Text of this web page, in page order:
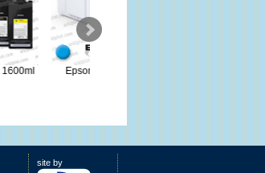
cian 700ml
site by